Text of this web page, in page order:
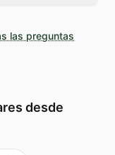
Puedes
presión.
las preguntas
desde